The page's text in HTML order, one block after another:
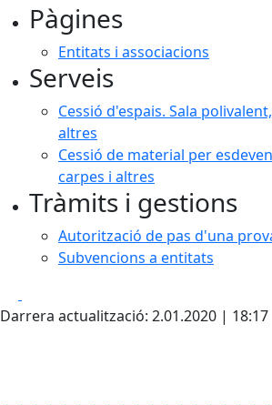
Pàgines
Entitats i associacions
Serveis
Cessió d'espais. Sala
altres
Cessió de material per
carpes i altres
Tràmits i gestions
Autorització de pas d'una
Subvencions a entitats
Darrera actualització: 2.01.2020 | 18:17